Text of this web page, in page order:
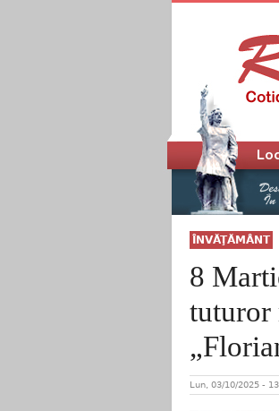
ÎNVĂŢĂMÂNT
8
tuturor
Lun, 03/10/2025 -
Meniu